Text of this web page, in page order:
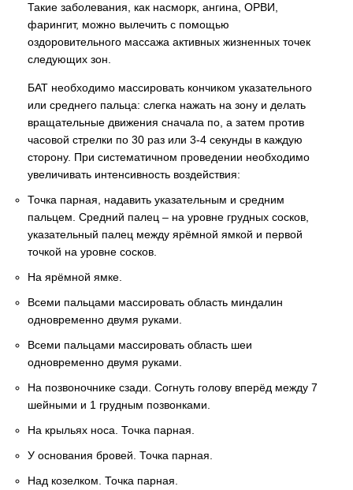
Такие заболевания, как насморк, ангина, ОРВИ,
фарингит, можно вылечить с помощью
оздоровительного массажа активных жизненных точек
следующих зон.
БАТ необходимо массировать кончиком указательного
или среднего пальца: слегка нажать на зону и делать
вращательные движения сначала по, а затем против
часовой стрелки по 30 раз или 3-4 секунды в каждую
сторону. При систематичном проведении необходимо
увеличивать интенсивность воздействия:
Точка парная, надавить указательным и средним
пальцем. Средний палец – на уровне грудных сосков,
указательный палец между ярёмной ямкой и первой
точкой на уровне сосков.
На ярёмной ямке.
Всеми пальцами массировать область миндалин
одновременно двумя руками.
Всеми пальцами массировать область шеи
одновременно двумя руками.
На позвоночнике сзади. Согнуть голову вперёд между 7
шейными и 1 грудным позвонками.
На крыльях носа. Точка парная.
У основания бровей. Точка парная.
Над козелком. Точка парная.